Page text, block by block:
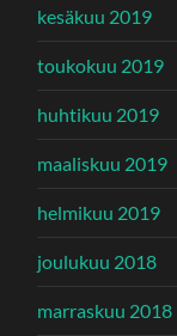
kesäkuu 2019
toukokuu 2019
huhtikuu 2019
maaliskuu 2019
helmikuu 2019
joulukuu 2018
marraskuu 2018